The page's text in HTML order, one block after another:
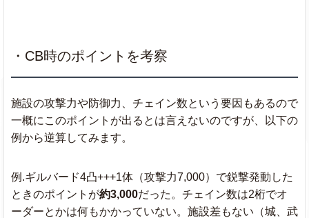
・CB時のポイントを考察
施設の攻撃力や防御力、チェイン数という要因もあるので
一概にこのポイントが出るとは言えないのですが、以下の
例から逆算してみます。
例.ギルバード4凸+++1体（攻撃力7,000）で鋭撃発動した
ときのポイントが約3,000だった。チェイン数は2桁でオ
ーダーとかは何もかかっていない。施設差もない（城、武